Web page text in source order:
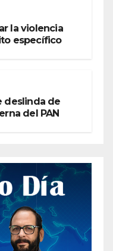
la violencia
específico
deslinda de
del PAN